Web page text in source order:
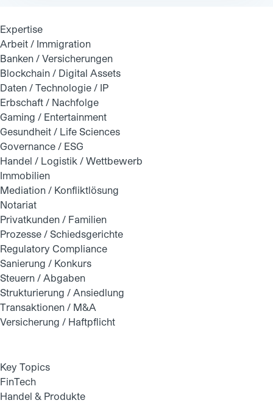
Expertise
Arbeit / Immigration
Banken / Versicherungen
Blockchain / Digital Assets
Daten / Technologie / IP
Erbschaft / Nachfolge
Gaming / Entertainment
Gesundheit / Life Sciences
Governance / ESG
Handel / Logistik / Wettbewerb
Immobilien
Mediation / Konfliktlösung
Notariat
Privatkunden / Familien
Prozesse / Schiedsgerichte
Regulatory Compliance
Sanierung / Konkurs
Steuern / Abgaben
Strukturierung / Ansiedlung
Transaktionen / M&A
Versicherung / Haftpflicht
Key Topics
FinTech
Handel & Produkte